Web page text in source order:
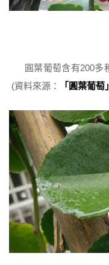
圓葉葡萄含有200多
(資料來源：
「圓葉葡萄」